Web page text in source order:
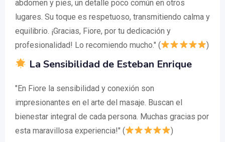
abdomen y pies, un detalle poco común en otros
lugares. Su toque es respetuoso, transmitiendo calma y
equilibrio. ¡Gracias, Fiore, por tu dedicación y
profesionalidad! Lo recomiendo mucho." (
)
La Sensibilidad de Esteban Enrique
"En Fiore la sensibilidad y conexión son
impresionantes en el arte del masaje. Buscan el
bienestar integral de cada persona. Muchas gracias por
esta maravillosa experiencia!" (
)